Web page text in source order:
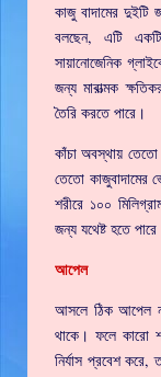
কাজু বাদামের দুইটি
বলছেন, এটি
সায়ানোজেনিক
জন্য মারাত্মক
তৈরি করতে পারে।
কাঁচা অবস্থায় তেতো
তেতো কাজুবাদামের
শরীরে ১০০
জন্য যথেষ্ট হতে
আপেল
আসলে ঠিক আপেল
থাকে। ফলে কারো
নির্যাস প্রবেশ করে,